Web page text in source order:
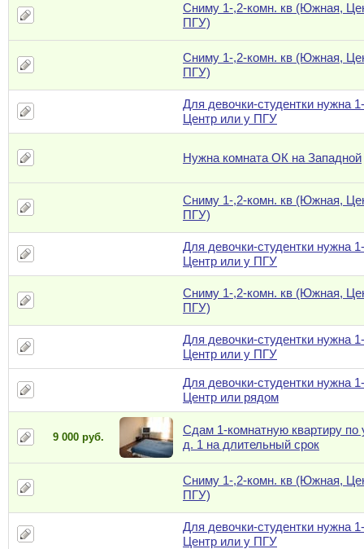
Сниму 1-,2-комн. кв (Южная,
ПГУ)
Сниму 1-,2-комн. кв (Южная,
ПГУ)
Для девочки-студентки нужна
Центр или у ПГУ
Нужна комната ОК на Западной
Сниму 1-,2-комн. кв (Южная,
ПГУ)
Для девочки-студентки нужна
Центр или у ПГУ
Сниму 1-,2-комн. кв (Южная,
ПГУ)
Для девочки-студентки нужна
Центр или у ПГУ
Для девочки-студентки нужна
Центр или рядом
9 000 руб.
Сдам 1-комнатную квартиру
д. 1 на длительный срок
Сниму 1-,2-комн. кв (Южная,
ПГУ)
Для девочки-студентки нужна
Центр или у ПГУ